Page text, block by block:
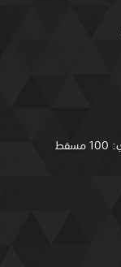
وزارة الإعلام - ص.ب: 600 - الرمز البريدي: 100 مسقط